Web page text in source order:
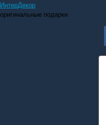
ИнтерДекор
оригинальные подарки